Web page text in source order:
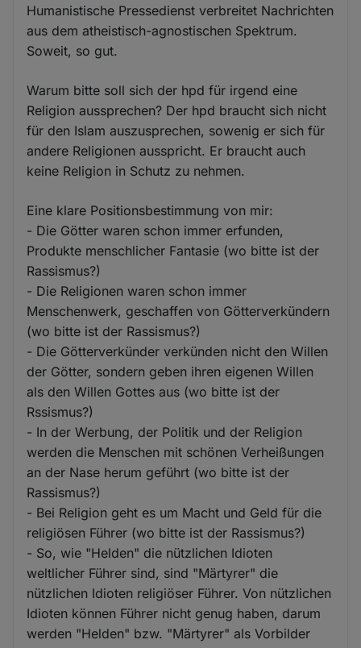
Humanistische Pressedienst verbreitet Nachrichten
aus dem atheistisch-agnostischen Spektrum.
Soweit, so gut.
Warum bitte soll sich der hpd für irgend eine
Religion aussprechen? Der hpd braucht sich nicht
für den Islam auszusprechen, sowenig er sich für
andere Religionen ausspricht. Er braucht auch
keine Religion in Schutz zu nehmen.
Eine klare Positionsbestimmung von mir:
- Die Götter waren schon immer erfunden,
Produkte menschlicher Fantasie (wo bitte ist der
Rassismus?)
- Die Religionen waren schon immer
Menschenwerk, geschaffen von Götterverkündern
(wo bitte ist der Rassismus?)
- Die Götterverkünder verkünden nicht den Willen
der Götter, sondern geben ihren eigenen Willen
als den Willen Gottes aus (wo bitte ist der
Rssismus?)
- In der Werbung, der Politik und der Religion
werden die Menschen mit schönen Verheißungen
an der Nase herum geführt (wo bitte ist der
Rassismus?)
- Bei Religion geht es um Macht und Geld für die
religiösen Führer (wo bitte ist der Rassismus?)
- So, wie "Helden" die nützlichen Idioten
weltlicher Führer sind, sind "Märtyrer" die
nützlichen Idioten religiöser Führer. Von nützlichen
Idioten können Führer nicht genug haben, darum
werden "Helden" bzw. "Märtyrer" als Vorbilder